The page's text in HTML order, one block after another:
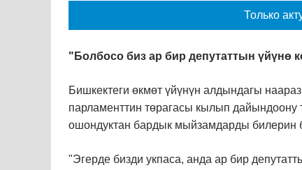
Только
"Болбосо биз ар бир депутаттын
Бишкектеги өкмөт үйүнүн алдындагы
парламенттин төрагасы кылып
ошондуктан бардык мыйзамдарды билерин
"Эгерде бизди укпаса, анда ар бир